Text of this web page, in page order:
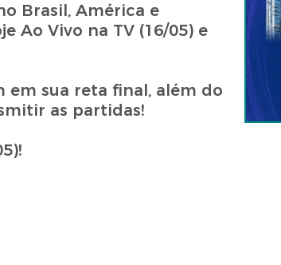
Brasil, América e
Ao Vivo na TV (16/05) e
em sua reta final, além do
as partidas!